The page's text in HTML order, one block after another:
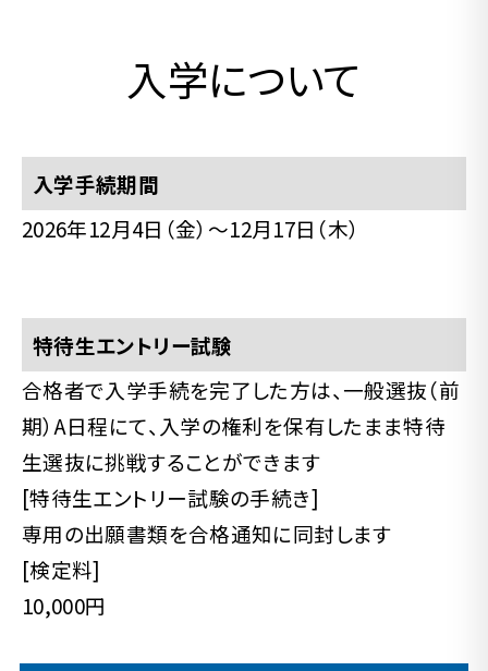
入学について
入学手続期間
2026年12月4日（金）〜12月17日（木）
特待生エントリー試験
合格者で入学手続を完了した方は、一般選抜（前
期）A日程にて、入学の権利を保有したまま特待
生選抜に挑戦することができます
[特待生エントリー試験の手続き]
専用の出願書類を合格通知に同封します
[検定料]
10,000円